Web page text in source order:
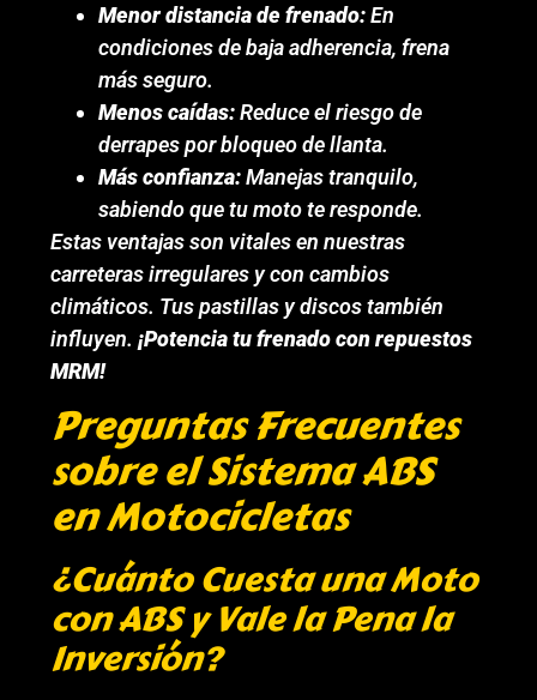
Menor distancia de frenado:En
condiciones de baja adherencia, frena
más seguro.
Menos caídas:Reduce el riesgo de
derrapes por bloqueo de llanta.
Más confianza:Manejas tranquilo,
sabiendo que tu moto te responde.
Estas ventajas son vitales en nuestras
carreteras irregulares y con cambios
climáticos. Tus pastillas y discos también
influyen.¡Potencia tu frenado con repuestos
MRM!
Preguntas Frecuentes
sobre el Sistema ABS
en Motocicletas
¿Cuánto Cuesta una Moto
con ABS y Vale la Pena la
Inversión?